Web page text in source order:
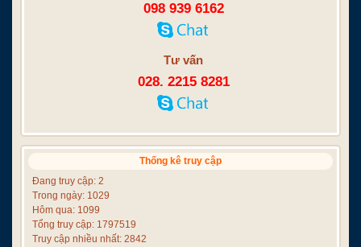
098 939 6162
Tư vấn
028. 2215 8281
Thống kê truy cập
Đang truy cập: 2
Trong ngày: 1029
Hôm qua: 1099
Tổng truy cập: 1797519
Truy cập nhiều nhất: 2842